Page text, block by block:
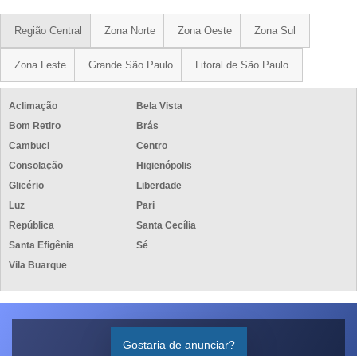
Região Central Zona Norte Zona Oeste Zona Sul
Zona Leste Grande São Paulo Litoral de São Paulo
Aclimação
Bela Vista
Bom Retiro
Brás
Cambuci
Centro
Consolação
Higienópolis
Glicério
Liberdade
Luz
Pari
República
Santa Cecília
Santa Efigênia
Sé
Vila Buarque
Gostaria de anunciar?